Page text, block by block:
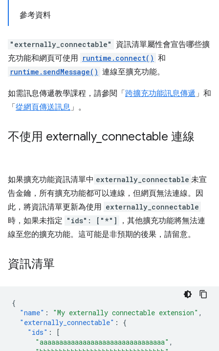
參考資料
"externally_connectable"
資訊清單屬性會宣告哪些擴
充功能和網頁可使用 runtime.connect() 和
runtime.sendMessage() 連線至擴充功能。
如需訊息傳遞教學課程，請參閱「 跨擴充功能訊息傳遞」和
「 從網頁傳送訊息」。
不使用 externally_ connectable 連線
如果擴充功能資訊清單中 externally_connectable 未宣
告金鑰，所有擴充功能都可以連線，但網頁無法連線。因
此，將資訊清單更新為使用 externally_connectable
時，如果未指定 "ids": ["*"]
，其他擴充功能將無法連
線至您的擴充功能。這可能是非預期的後果，請留意。
資訊清單
{
"name" : "My externally connectable extension" ,
"externally_connectable" :
{
"ids" :
[
"aaaaaaaaaaaaaaaaaaaaaaaaaaaaaaaa" ,